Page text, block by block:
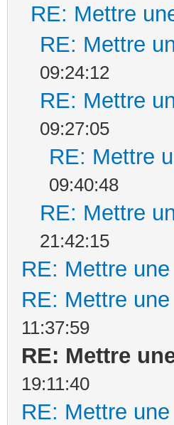
RE: Mettre
RE: Mettre
09:24:12
RE: Mettre
09:27:05
RE: Mettre
09:40:48
RE: Mettre
21:42:15
RE: Mettre
RE: Mettre
11:37:59
RE: Mettre
19:11:40
RE: Mettre